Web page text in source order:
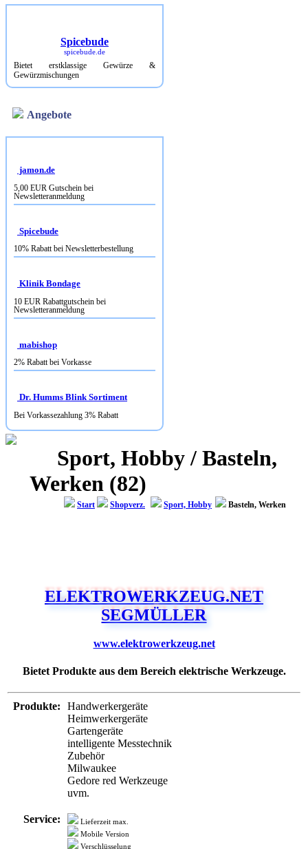
Spicebude
spicebude.de
Bietet erstklassige Gewürze &
Gewürzmischungen
Angebote
jamon.de
5,00 EUR Gutschein bei
Newsletteranmeldung
Spicebude
10% Rabatt bei Newsletterbestellung
Klinik Bondage
10 EUR Rabattgutschein bei
Newsletteranmeldung
mabishop
2% Rabatt bei Vorkasse
Dr. Humms Blink Sortiment
Bei Vorkassezahlung 3% Rabatt
Sport, Hobby / Basteln,
Werken (82)
Start Shopverz. Sport, Hobby Basteln, Werken
ELEKTROWERKZEUG.NET
SEGMÜLLER
www.elektrowerkzeug.net
Bietet Produkte aus dem Bereich elektrische Werkzeuge.
Produkte:
Handwerkergeräte
Heimwerkergeräte
Gartengeräte
intelligente Messtechnik
Zubehör
Milwaukee
Gedore red Werkzeuge
uvm.
Service:
Lieferzeit max.
Mobile Version
Verschlüsselung